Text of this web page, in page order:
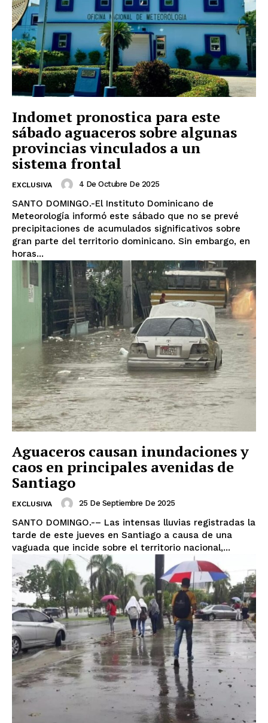
Indomet pronostica para este
sábado aguaceros sobre algunas
provincias vinculados a un
sistema frontal
EXCLUSIVA 4 De Octubre De 2025
SANTO DOMINGO.-El Instituto Dominicano de
Meteorología informó este sábado que no se prevé
precipitaciones de acumulados significativos sobre
gran parte del territorio dominicano. Sin embargo, en
horas...
Aguaceros causan inundaciones y
caos en principales avenidas de
Santiago
EXCLUSIVA 25 De Septiembre De 2025
SANTO DOMINGO.-– Las intensas lluvias registradas la
tarde de este jueves en Santiago a causa de una
vaguada que incide sobre el territorio nacional,...